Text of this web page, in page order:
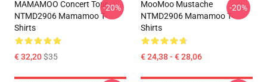
MAMAMOO Concert Tour
NTMD2906 Mamamoo T-
Shirts
€ 32,20$35
-20%
MooMoo Mustache
NTMD2906 Mamamoo T-
Shirts
€ 24,38 - € 28,06
-20%